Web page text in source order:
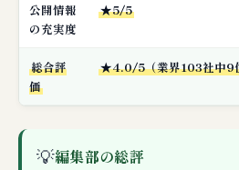
公開情報
の充実度
★5/5
総合評
価
★4.0/5（業界103社中9
💡編集部の総評